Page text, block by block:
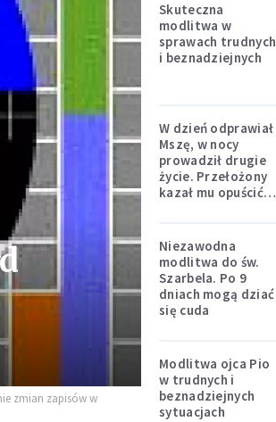
zmian zapisów w
Skuteczna
modlitwa w
sprawach trudnych
i beznadziejnych
W dzień odprawiał
Mszę, w nocy
prowadził drugie
życie. Przełożony
kazał mu opuścić
Niezawodna
modlitwa do św.
Szarbela. Po 9
dniach mogą dziać
się cuda
Modlitwa ojca Pio
w trudnych i
beznadziejnych
sytuacjach